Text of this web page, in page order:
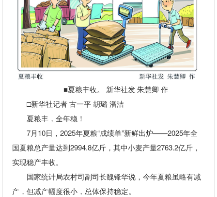
■夏粮丰收。 新华社发 朱慧卿 作
□新华社记者 古一平 胡璐 潘洁
夏粮丰，全年稳！
7月10日，2025年夏粮“成绩单”新鲜出炉——2025年全
国夏粮总产量达到2994.8亿斤，其中小麦产量2763.2亿斤，
实现稳产丰收。
国家统计局农村司副司长魏锋华说，今年夏粮虽略有减
产，但减产幅度很小，总体保持稳定。